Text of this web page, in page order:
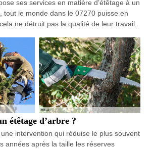
ses services en matière d’étêtage à un
tout le monde dans le 07270 puisse en
ne détruit pas la qualité de leur travail.
étêtage d’arbre ?
une intervention qui réduise le plus souvent
années après la taille les réserves